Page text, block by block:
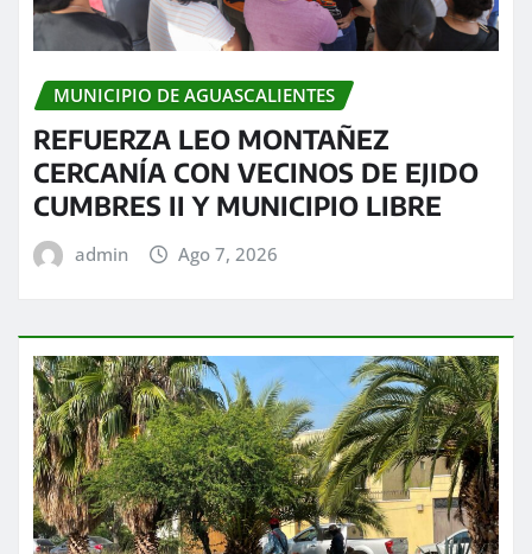
MUNICIPIO DE AGUASCALIENTES
REFUERZA LEO MONTAÑEZ
CERCANÍA CON VECINOS DE EJIDO
CUMBRES II Y MUNICIPIO LIBRE
admin Ago 7, 2026